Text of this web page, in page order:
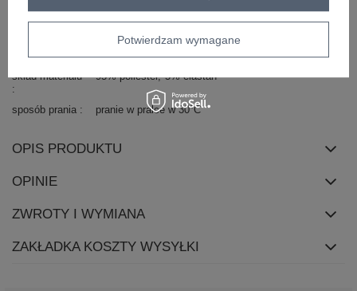
zapięcie
brak
dominujący
poliester
skład materiału 95% poliester 5% elastan
sposób prania pranie w pralce w 30°C
OPIS PRODUKTU
OPINIE
ZWROTY I WYMIANA
ZAKŁADKA KOSZTY WYSYŁKI
Potwierdzam wymagane